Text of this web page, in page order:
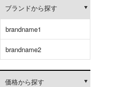
ブランドから探す
brandname1
brandname2
価格から探す